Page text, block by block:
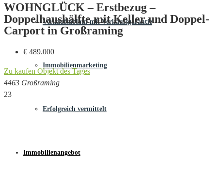
Verkaufsablauf mit Verkaufsgarantie
Immobilienmarketing
Erfolgreich vermittelt
Immobilienangebot
WOHNGLÜCK – Erstbezug –
Doppelhaushälfte mit Keller und Doppel-
Carport in Großraming
€ 489.000
Zu kaufen Objekt des Tages
4463 Großraming
23